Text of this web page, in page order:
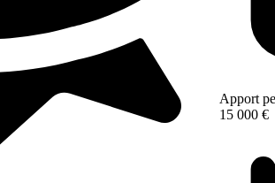
Apport
15 000 €